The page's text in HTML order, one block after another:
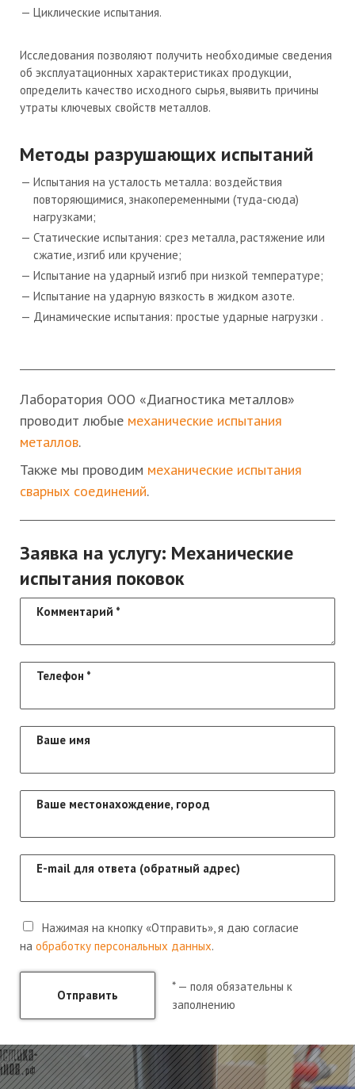
Циклические испытания.
Исследования позволяют получить необходимые сведения
об эксплуатационных характеристиках продукции,
определить качество исходного сырья, выявить причины
утраты ключевых свойств металлов.
Методы разрушающих испытаний
Испытания на усталость металла: воздействия
повторяющимися, знакопеременными (туда-сюда)
нагрузками;
Статические испытания: срез металла , растяжение или
сжатие , изгиб или кручение;
Испытание на ударный изгиб при низкой температуре;
Испытание на ударную вязкость в жидком азоте.
Динамические испытания: простые ударные нагрузки .
Лаборатория ООО «Диагностика металлов»
проводит любые механические испытания
металлов.
Также мы проводим механические испытания
сварных соединений.
Заявка на услугу: Механические
испытания поковок
Комментарий *
Телефон *
Ваше имя
Ваше местонахождение, город
E-mail для ответа (обратный адрес)
Нажимая на кнопку «Отправить», я даю согласие
на обработку персональных данных.
Отправить
* — поля обязательны к
заполнению